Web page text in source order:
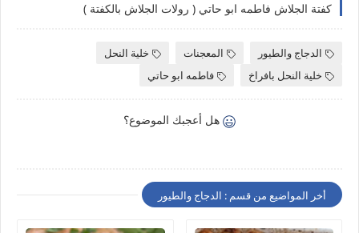
كفتة الجلاش فاطمه ابو حاتي ( رولات الجلاش بالكفتة )
الدجاج والطيور المعجنات
خلية النحل
خلية النحل بافراخ
فاطمه ابو حاتي
هل أعجبك الموضوع؟
أخر المواضيع من قسم : الدجاج والطيور